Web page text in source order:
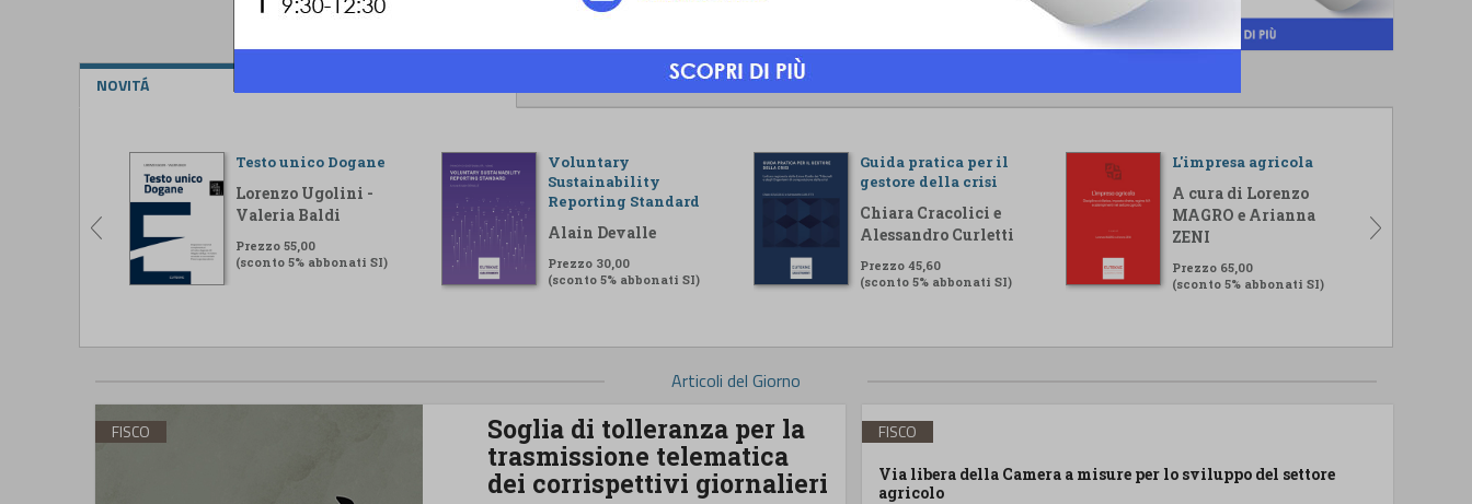
NOVITÁ
Testo unico Dogane
Lorenzo Ugolini -
Valeria Baldi
Prezzo 55,00
(sconto 5% abbonati SI)
Voluntary
Sustainability
Reporting Standard
Alain Devalle
Prezzo 30,00
(sconto 5% abbonati SI)
Guida pratica per il
gestore della crisi
Chiara Cracolici e
Alessandro Curletti
Prezzo 45,60
(sconto 5% abbonati SI)
L'impresa agricola
A cura di Lorenzo
MAGRO e Arianna
ZENI
Prezzo 65,00
(sconto 5% abbonati SI)
Articoli del Giorno
FISCO
Soglia di tolleranza per la
trasmissione telematica
dei corrispettivi giornalieri
FISCO
Via libera della Camera a misure per lo sviluppo del settore
agricolo